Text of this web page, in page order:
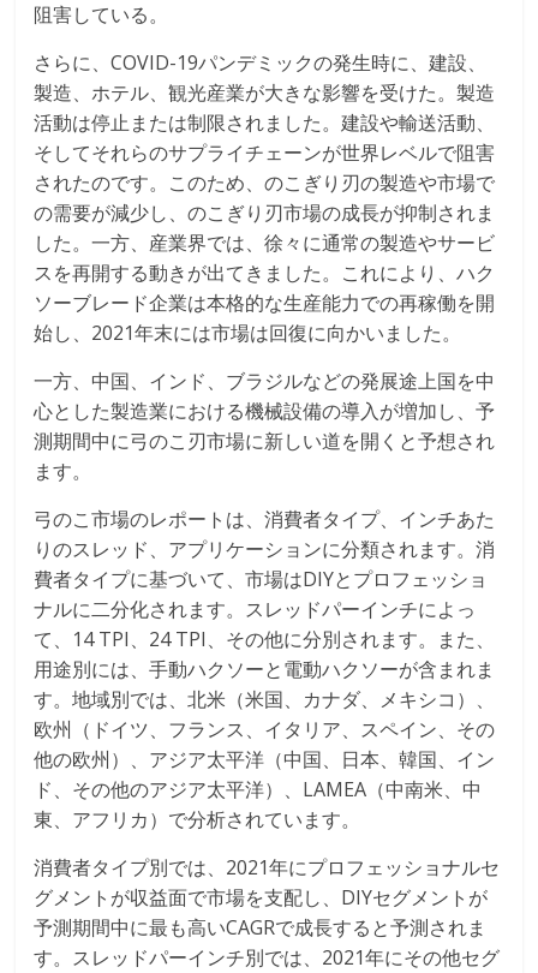
阻害している。
さらに、COVID-19パンデミックの発生時に、建設、
製造、ホテル、観光産業が大きな影響を受けた。製造
活動は停止または制限されました。建設や輸送活動、
そしてそれらのサプライチェーンが世界レベルで阻害
されたのです。このため、のこぎり刃の製造や市場で
の需要が減少し、のこぎり刃市場の成長が抑制されま
した。一方、産業界では、徐々に通常の製造やサービ
スを再開する動きが出てきました。これにより、ハク
ソーブレード企業は本格的な生産能力での再稼働を開
始し、2021年末には市場は回復に向かいました。
一方、中国、インド、ブラジルなどの発展途上国を中
心とした製造業における機械設備の導入が増加し、予
測期間中に弓のこ刃市場に新しい道を開くと予想され
ます。
弓のこ市場のレポートは、消費者タイプ、インチあた
りのスレッド、アプリケーションに分類されます。消
費者タイプに基づいて、市場はDIYとプロフェッショ
ナルに二分化されます。スレッドパーインチによっ
て、14 TPI、24 TPI、その他に分別されます。また、
用途別には、手動ハクソーと電動ハクソーが含まれま
す。地域別では、北米（米国、カナダ、メキシコ）、
欧州（ドイツ、フランス、イタリア、スペイン、その
他の欧州）、アジア太平洋（中国、日本、韓国、イン
ド、その他のアジア太平洋）、LAMEA（中南米、中
東、アフリカ）で分析されています。
消費者タイプ別では、2021年にプロフェッショナルセ
グメントが収益面で市場を支配し、DIYセグメントが
予測期間中に最も高いCAGRで成長すると予測されま
す。スレッドパーインチ別では、2021年にその他セグ